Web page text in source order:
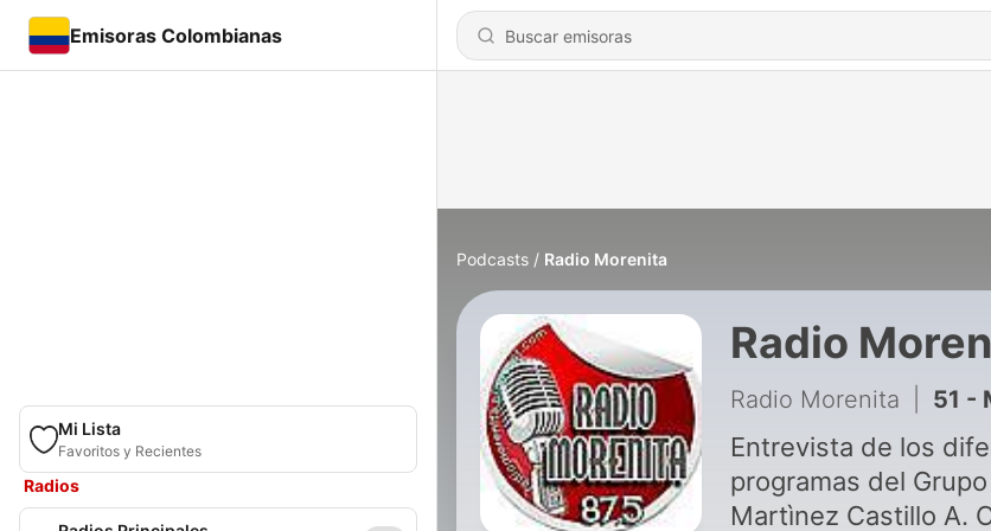
Emisoras Colombianas
Mi Lista
Favoritos y Recientes
Radios
Podcasts Radio Morenita
Radio
Radio Morenita 51 -
Entrevista de los
programas del
Martìnez Castillo A.